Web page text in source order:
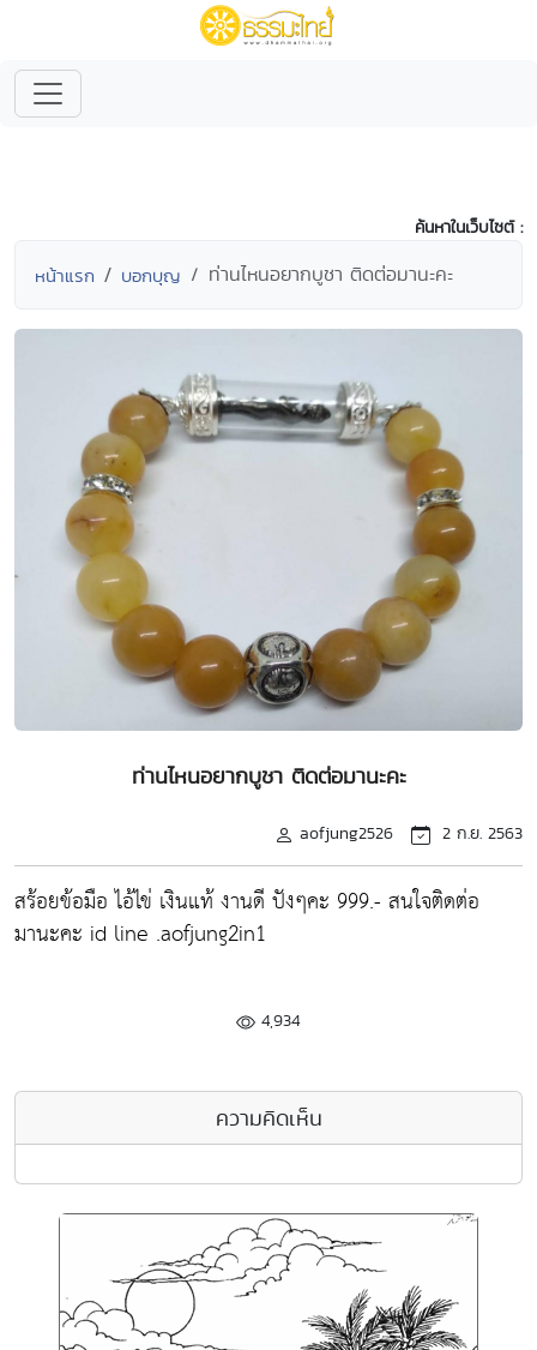
ค้นหาในเว็บไซต์ :
หน้าแรก บอกบุญ ท่านไหนอยากบูชา ติดต่อมานะคะ
ท่านไหนอยากบูชา ติดต่อมานะคะ
aofjung2526 2 ก.ย. 2563
สร้อยข้อมือ ไอ้ไข่ เงินแท้ งานดี ปังๆคะ 999.- สนใจติดต่อ
มานะคะ id line .aofjung2in1
4,934
ความคิดเห็น